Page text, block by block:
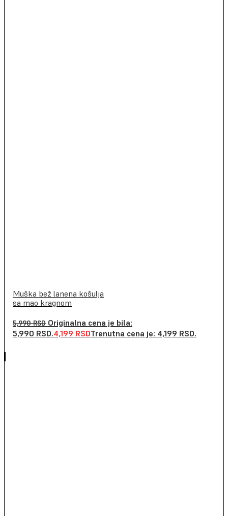
Muška bež lanena košulja
sa mao kragnom
5,990RSD Originalna cena je bila:
5,990 RSD.4,199 RSDTrenutna cena je: 4,199 RSD.